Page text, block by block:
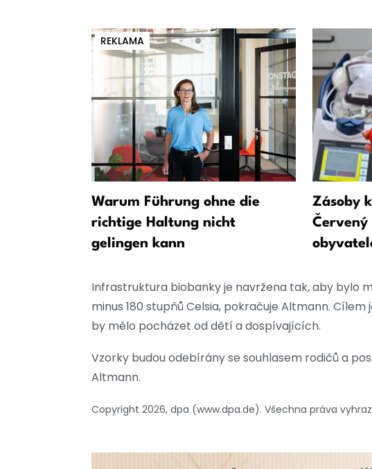
REKLAMA
Warum Führung ohne die
richtige Haltung nicht
gelingen kann
Zásoby
Červený
Infrastruktura biobanky je navržena tak, aby bylo
minus 180 stupňů Celsia, pokračuje Altmann.
by mělo pocházet od dětí a dospívajících.
Vzorky budou odebírány se souhlasem rodičů a
Altmann.
Copyright 2026, dpa (www.dpa.de). Všechna práva